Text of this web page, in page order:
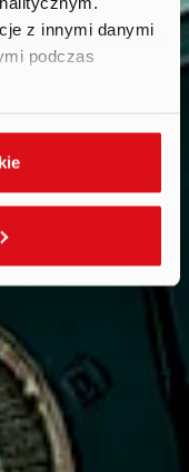
z innymi danymi
podczas